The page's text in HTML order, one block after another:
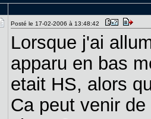
Posté le 17-02-2006 à 13:48:42
Lorsque j'ai
apparu en bas
etait HS, alors
Ca peut venir